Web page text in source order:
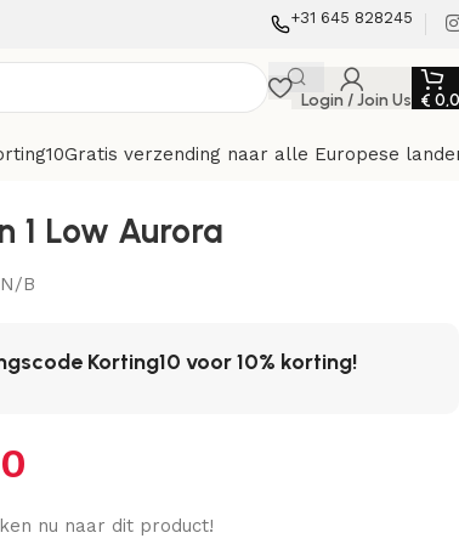
+31 645 828245
Login / Join Us €
Gratis verzending naar alle Europese
1 Low Aurora
N/B
Korting10 voor 10% korting!
nu naar dit product!